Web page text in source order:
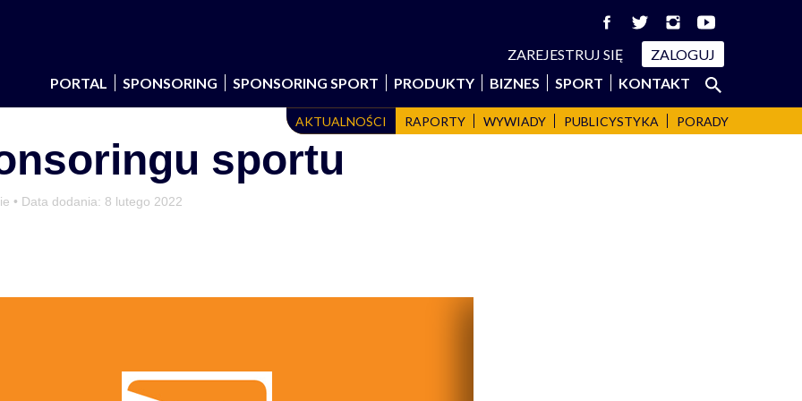
ZAREJESTRUJ SIĘ
ZALOGUJ
PORTAL
SPONSORING SPONSORING SPORT PRODUKTY BIZNES SPORT KONTAKT Szukaj:
SZUKAJ
AKTUALNOŚCI RAPORTY WYWIADY PUBLICYSTYKA PORADY
sportu
• Data dodania: 8 lutego 2022